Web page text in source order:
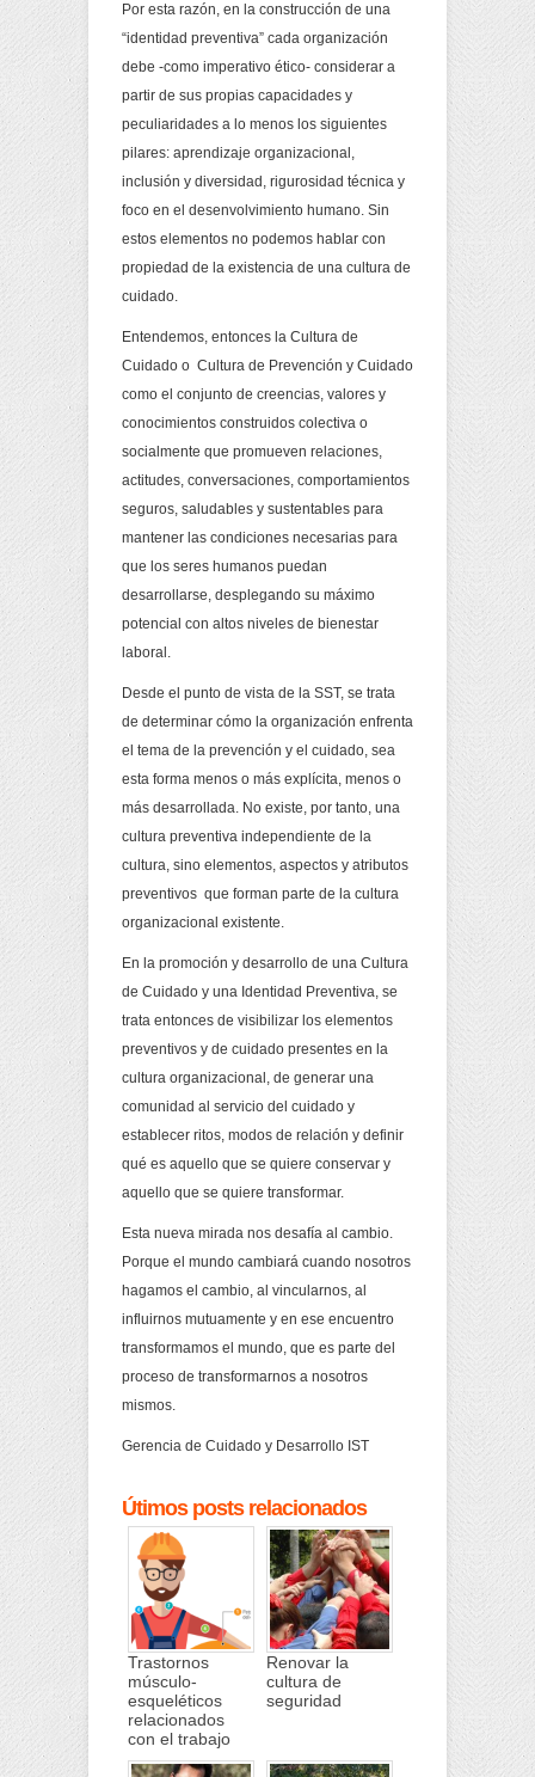
Por esta razón, en la construcción de una
“identidad preventiva” cada organización
debe -como imperativo ético- considerar a
partir de sus propias capacidades y
peculiaridades a lo menos los siguientes
pilares: aprendizaje organizacional,
inclusión y diversidad, rigurosidad técnica y
foco en el desenvolvimiento humano. Sin
estos elementos no podemos hablar con
propiedad de la existencia de una cultura de
cuidado.
Entendemos, entonces la Cultura de
Cuidado o Cultura de Prevención y Cuidado
como el conjunto de creencias, valores y
conocimientos construidos colectiva o
socialmente que promueven relaciones,
actitudes, conversaciones, comportamientos
seguros, saludables y sustentables para
mantener las condiciones necesarias para
que los seres humanos puedan
desarrollarse, desplegando su máximo
potencial con altos niveles de bienestar
laboral.
Desde el punto de vista de la SST, se trata
de determinar cómo la organización enfrenta
el tema de la prevención y el cuidado, sea
esta forma menos o más explícita, menos o
más desarrollada. No existe, por tanto, una
cultura preventiva independiente de la
cultura, sino elementos, aspectos y atributos
preventivos que forman parte de la cultura
organizacional existente.
En la promoción y desarrollo de una Cultura
de Cuidado y una Identidad Preventiva, se
trata entonces de visibilizar los elementos
preventivos y de cuidado presentes en la
cultura organizacional, de generar una
comunidad al servicio del cuidado y
establecer ritos, modos de relación y definir
qué es aquello que se quiere conservar y
aquello que se quiere transformar.
Esta nueva mirada nos desafía al cambio.
Porque el mundo cambiará cuando nosotros
hagamos el cambio, al vincularnos, al
influirnos mutuamente y en ese encuentro
transformamos el mundo, que es parte del
proceso de transformarnos a nosotros
mismos.
Gerencia de Cuidado y Desarrollo IST
Útimos posts relacionados
Trastornos
músculo-
esqueléticos
relacionados
con el trabajo
Renovar la
cultura de
seguridad